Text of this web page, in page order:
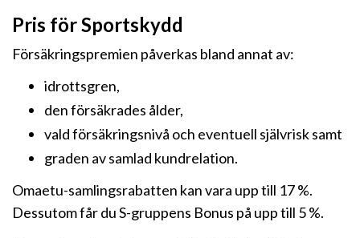
Pris för Sportskydd
Försäkringspremien påverkas bland annat av:
idrottsgren,
den försäkrades ålder,
vald försäkringsnivå och eventuell självrisk samt
graden av samlad kundrelation.
Omaetu-samlingsrabatten kan vara upp till 17 %.
Dessutom får du S-gruppens Bonus på upp till 5 %.